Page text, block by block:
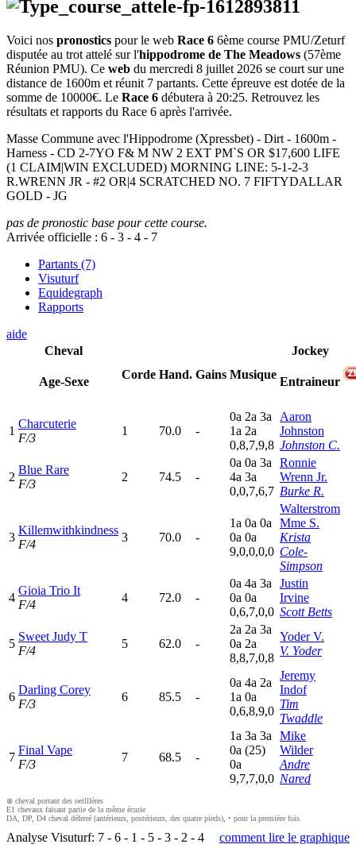
Voici nos pronostics pour le web Race 6 6ème course PMU/Zeturf
disputée au trot attelé sur l'hippodrome de The Meadows (57ème
Réunion PMU). Ce web du mercredi 8 juillet 2026 se court sur une
distance de 1600m et réunit 7 partants. Cette épreuve est dotée de la
somme de 10000€. Le Race 6 débutera à 20:25. Retrouvez les
résultats et rapports du Race 6 après l'arrivée.
Masse Commune avec l'Hippodrome (Xpressbet) - Dirt - 1600m -
Harness - CD 2-7YO F& M NW 2 EXT PM`S OR $17,600 LIFE
(1 CLAIM|WIN EXCLUDED) MORNING LINE: 5-1-2-3
R.WRENN JR - #2 OR|4 SCRATCHED NO. 7 FIFTYDALLAR
GOLD - JG
pas de pronostic base pour cette course.
Arrivée officielle : 6 - 3 - 4 - 7
Partants (7)
Visuturf
Equidegraph
Rapports
aide
Cheval
Age-Sexe
Corde Hand. Gains Musique
Jockey
Entraineur
1
Charcuterie
F/3
1 70.0 -
0a 2a 3a
1a 2a
0,8,7,9,8
Aaron
Johnston
Johnston C.
2
Blue Rare
F/3
2 74.5 -
0a 0a 3a
4a 3a
0,0,7,6,7
Ronnie
Wrenn Jr.
Burke R.
3
Killemwithkindness
F/4
3 70.0 -
1a 0a 0a
0a 0a
9,0,0,0,0
Walterstrom
Mme S.
Krista
Cole-
Simpson
4
Gioia Trio It
F/4
4 72.0 -
0a 4a 3a
0a 0a
0,6,7,0,0
Justin
Irvine
Scott Betts
5
Sweet Judy T
F/4
5 62.0 -
2a 2a 3a
0a 2a
8,8,7,0,8
Yoder V.
V. Yoder
6
Darling Corey
F/3
6 85.5 -
0a 4a 2a
1a 0a
0,6,8,9,0
Jeremy
Indof
Tim
Twaddle
7
Final Vape
F/3
7 68.5 -
1a 3a 3a
0a (25)
0a
9,7,7,0,0
Mike
Wilder
Andre
Nared
⊗ cheval portant des oeilllères
E1 chevaux faisant partie de la même écurie
DA, DP, D4 cheval déferré (antérieurs, postérieurs, des quatre pieds), • pour la première fois.
Analyse Visuturf: 7 - 6 - 1 - 5 - 3 - 2 - 4 comment lire le graphique